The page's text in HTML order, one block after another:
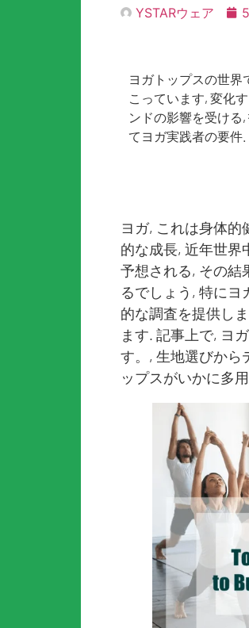
YSTARウェア
ヨガトップスの世界
こっています, 変化
ンドの影響を受ける
てヨガ実践者の要件.
ヨガ, これは身体的
的な成長, 近年世界
予想される, その結
るでしょう, 特に
的な調査を提供し
ます. 記事上で, ヨ
す。, 生地選びから
ップスがいかに多